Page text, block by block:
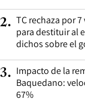
2. TC rechaza por
para destituir al
dichos sobre el
3. Impacto de la
Baquedano:
67%